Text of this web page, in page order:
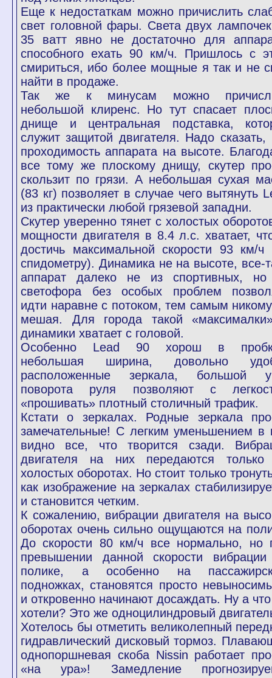
Еще к недостаткам можно причислить
свет головной фары. Света двух
35 ватт явно не достаточно для
способного ехать 90 км/ч. Пришлось с
смириться, ибо более мощные я так и не
найти в продаже.
Так же к минусам можно
небольшой клиренс. Но тут спасает
днище и центральная подставка,
служит защитой двигателя. Надо сказать,
проходимость аппарата на высоте.
все тому же плоскому днищу, скутер
скользит по грязи. А небольшая сухая
(83 кг) позволяет в случае чего вытянуть
из практически любой грязевой западни.
Скутер уверенно тянет с холостых
мощности двигателя в 8.4 л.с. хватает,
достичь максимальной скорости 93 км/ч
спидометру). Динамика не на высоте, все-
аппарат далеко не из спортивных,
светофора без особых проблем
идти наравне с потоком, тем самым
мешая. Для города такой
динамики хватает с головой.
Особенно Lead 90 хорош в
небольшая ширина, довольно
расположенные зеркала, большой
поворота руля позволяют с
«прошивать» плотный столичный трафик.
Кстати о зеркалах. Родные зеркала
замечательные! С легким уменьшением в
видно все, что творится сзади.
двигателя на них передаются
холостых оборотах. Но стоит только
как изображение на зеркалах
и становится четким.
К сожалению, вибрации двигателя на
оборотах очень сильно ощущаются на
До скорости 80 км/ч все нормально, но
превышении данной скорости
полике, а особенно на
подножках, становятся просто
и откровенно начинают досаждать. Ну а
хотели? Это же одноцилиндровый
Хотелось бы отметить великолепный
гидравлический дисковый тормоз.
однопоршневая скоба Nissin работает
«на ура»! Замедление